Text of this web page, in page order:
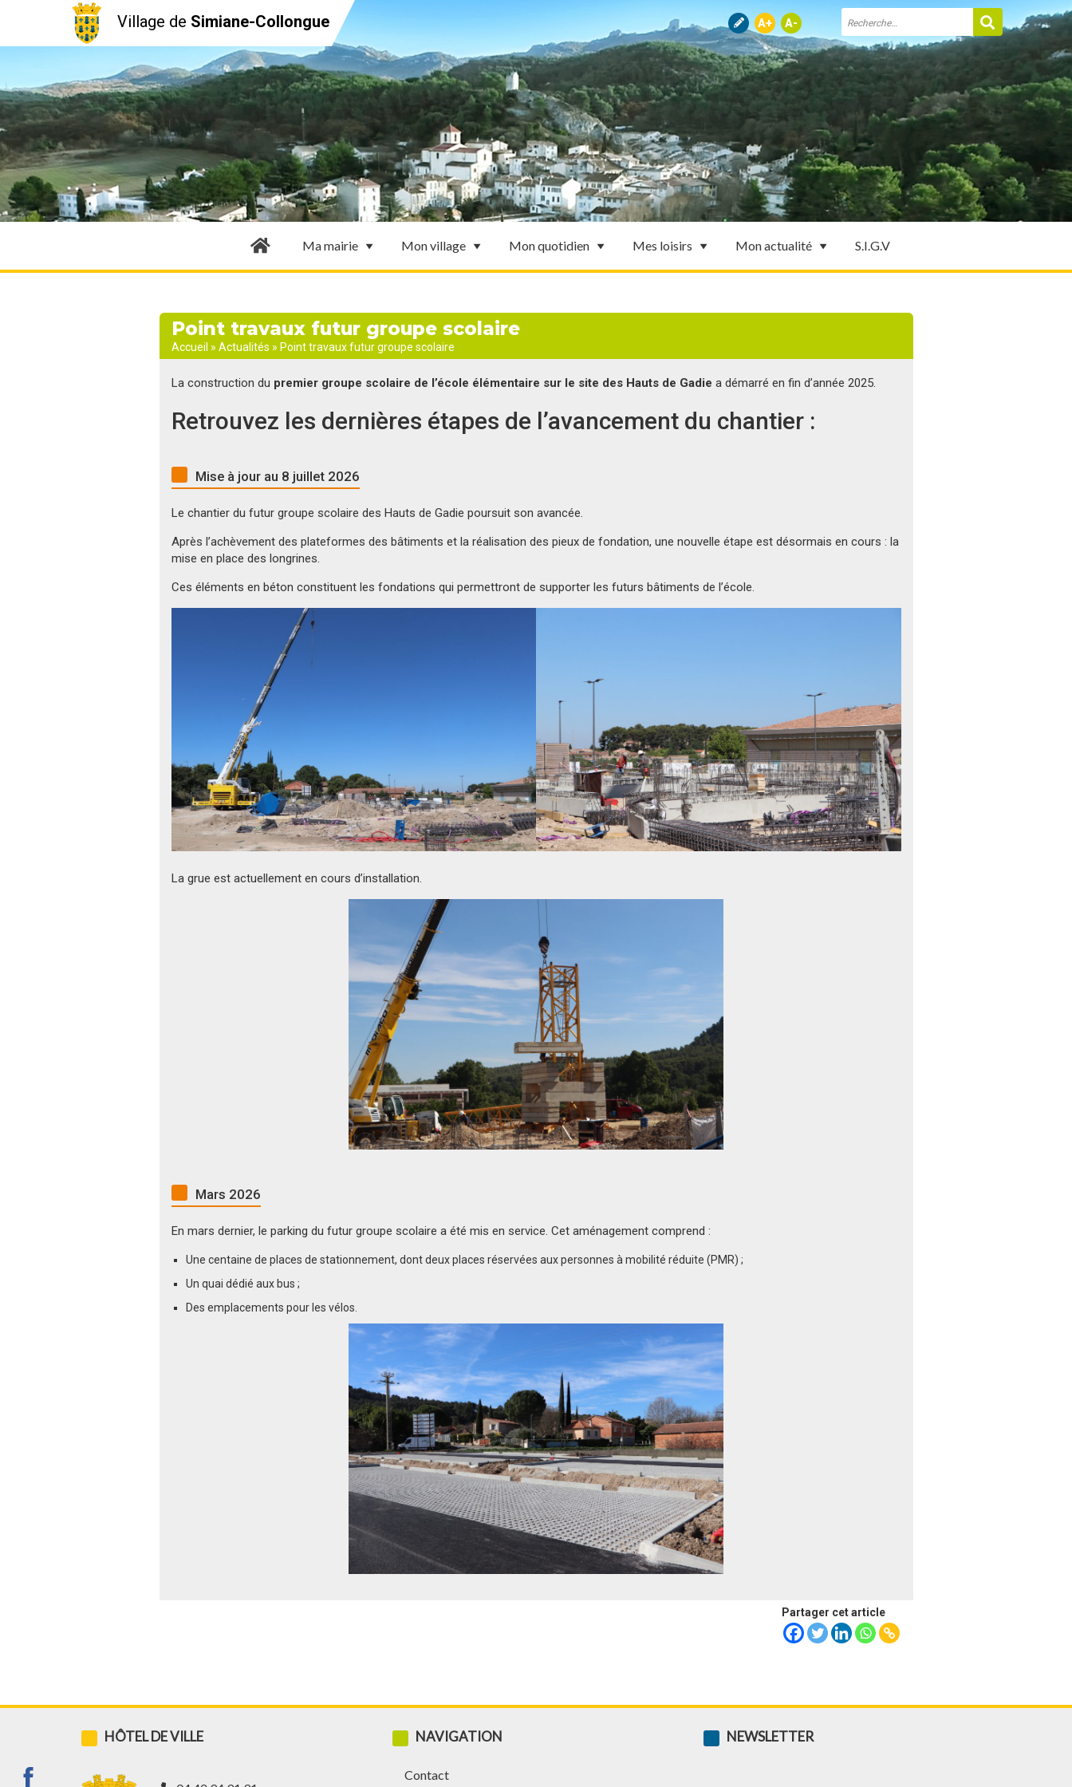
Village de Simiane-Collongue
Ma mairie Mon village Mon quotidien Mes loisirs Mon actualité S.I.G.V
Point travaux futur groupe scolaire
Accueil » Actualités » Point travaux futur groupe scolaire
La construction du premier groupe scolaire de l’école élémentaire sur le site des Hauts de Gadie a démarré en fin d’année 2025.
Retrouvez les dernières étapes de l’avancement du chantier :
Mise à jour au 8 juillet 2026
Le chantier du futur groupe scolaire des Hauts de Gadie poursuit son avancée.
Après l’achèvement des plateformes des bâtiments et la réalisation des pieux de fondation, une nouvelle étape est désormais en cours : la
mise en place des longrines.
Ces éléments en béton constituent les fondations qui permettront de supporter les futurs bâtiments de l’école.
La grue est actuellement en cours d’installation.
Mars 2026
En mars dernier, le parking du futur groupe scolaire a été mis en service. Cet aménagement comprend :
Une centaine de places de stationnement, dont deux places réservées aux personnes à mobilité réduite (PMR) ;
Un quai dédié aux bus ;
Des emplacements pour les vélos.
Partager cet article
HÔTEL DE VILLE NAVIGATION
Contact
NEWSLETTER